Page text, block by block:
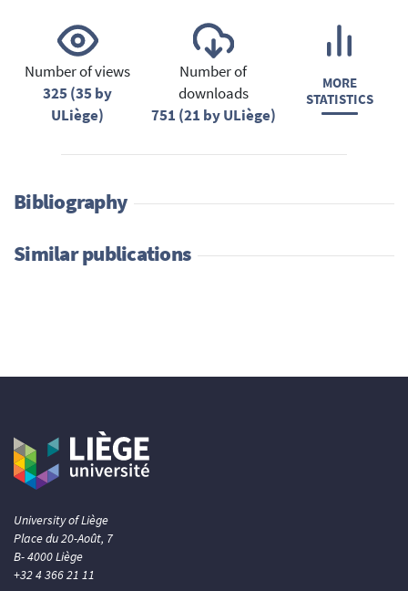
Number of views
325 (35 by
ULiège)
Number of
downloads
751 (21 by ULiège)
MORE
STATISTICS
Bibliography
Similar publications
University of Liège
Place du 20-Août, 7
B- 4000 Liège
+32 4 366 21 11